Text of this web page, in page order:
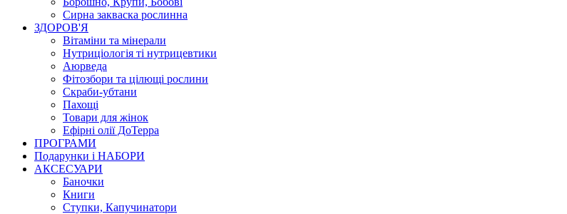
Сирна закваска рослинна
ЗДОРОВ'Я
Вітаміни та мінерали
Нутриціологія ті нутрицевтики
Аюрведа
Фітозбори та цілющі рослини
Скраби-убтани
Пахощі
Товари для жінок
Ефірні олії ДоТерра
ПРОГРАМИ
Подарунки і НАБОРИ
АКСЕСУАРИ
Баночки
Книги
Ступки, Капучинатори